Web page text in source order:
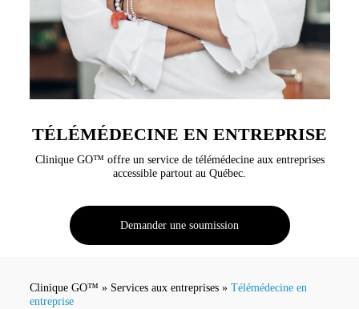
TÉLÉMÉDECINE EN ENTREPRISE
Clinique GO™ offre un service de télémédecine aux entreprises
accessible partout au Québec.
Demander une soumission
Clinique GO™ » Services aux entreprises » Télémédecine en
entreprise